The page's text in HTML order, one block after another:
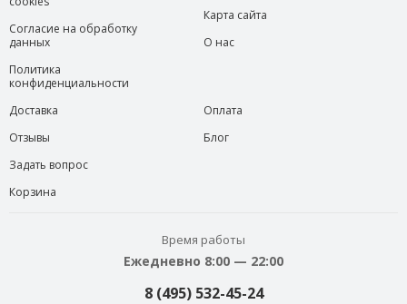
Согласие на обработку
данных
Политика
конфиденциальности
Карта сайта
О нас
Доставка
Отзывы
Задать вопрос
Корзина
Оплата
Блог
Время работы
Ежедневно 8:00 — 22:00
8 (495) 532-45-24